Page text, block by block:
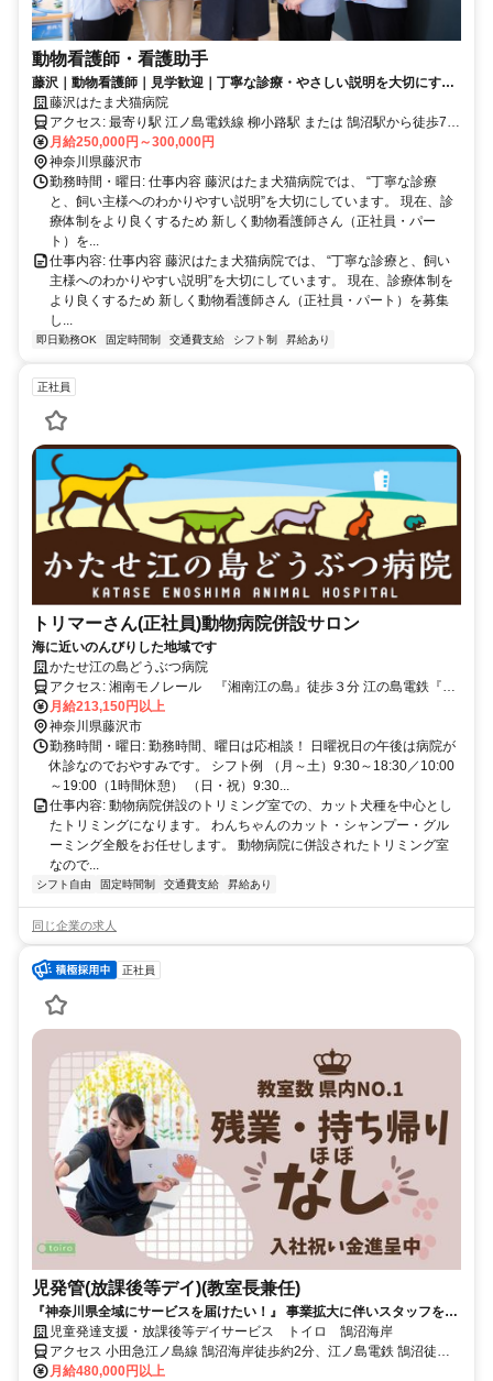
動物看護師・看護助手
藤沢｜動物看護師｜見学歓迎｜丁寧な診療・やさしい説明を大切にする
病院藤沢はたま犬猫病院
アクセス: 最寄り駅 江ノ島電鉄線 柳小路駅 または 鵠沼駅から徒歩7分
バイクでの通勤も可能です
月給250,000円～300,000円
神奈川県藤沢市
勤務時間・曜日: 仕事内容 藤沢はたま犬猫病院では、 “丁寧な診療
と、飼い主様へのわかりやすい説明”を大切にしています。 現在、診
療体制をより良くするため 新しく動物看護師さん（正社員・パー
ト）を...
仕事内容: 仕事内容 藤沢はたま犬猫病院では、 “丁寧な診療と、飼い
主様へのわかりやすい説明”を大切にしています。 現在、診療体制を
より良くするため 新しく動物看護師さん（正社員・パート）を募集
し...
即日勤務OK 固定時間制 交通費支給 シフト制 昇給あり
正社員
トリマーさん(正社員)動物病院併設サロン
海に近いのんびりした地域です
かたせ江の島どうぶつ病院
アクセス: 湘南モノレール 『湘南江の島』徒歩３分 江の島電鉄『江
ノ島駅』『湘南海岸公園駅』徒歩４分 江ノ電バス「西方」徒歩１分
駐車場有、車通勤も可能です。
月給213,150円以上
神奈川県藤沢市
勤務時間・曜日: 勤務時間、曜日は応相談！ 日曜祝日の午後は病院が
休診なのでおやすみです。 シフト例 （月～土）9:30～18:30／10:00
～19:00（1時間休憩） （日・祝）9:30...
仕事内容: 動物病院併設のトリミング室での、カット犬種を中心とし
たトリミングになります。 わんちゃんのカット・シャンプー・グル
ーミング全般をお任せします。 動物病院に併設されたトリミング室
なので...
シフト自由 固定時間制 交通費支給 昇給あり
同じ企業の求人
正社員
児発管(放課後等デイ)(教室長兼任)
『神奈川県全域にサービスを届けたい！』 事業拡大に伴いスタッフを募
集！児童発達支援・放課後等デイサービス トイロ 鵠沼海岸
アクセス 小田急江ノ島線 鵠沼海岸徒歩約2分、江ノ島電鉄 鵠沼徒歩
約15分、江ノ島電鉄 湘南海岸公園徒歩約18分
月給480,000円以上